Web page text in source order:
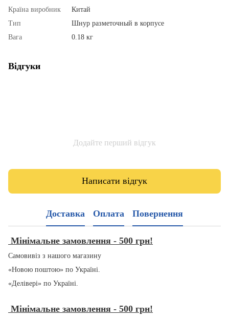
Країна виробник
Китай
Тип
Шнур разметочный в корпусе
Вага
0.18 кг
Відгуки
Додайте перший відгук
Написати відгук
Доставка Оплата Повернення
Мінімальне замовлення - 500 грн!
Самовивіз з нашого магазину
«Новою поштою» по Україні.
«Делівері» по Україні.
Мінімальне замовлення - 500 грн!